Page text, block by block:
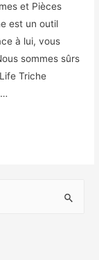
et Pièces
est un outil
à lui, vous
sommes sûrs
Triche